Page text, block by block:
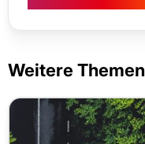
Weitere Themen